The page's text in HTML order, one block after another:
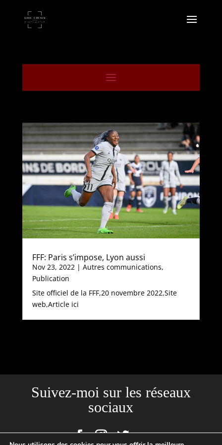
FFF: Paris s’impose, Lyon aussi
Nov 23, 2022| Autres communications,
Publication
Site officiel de la FFF,20 novembre 2022,Site
web,Article ici
Suivez-moi sur les réseaux
sociaux